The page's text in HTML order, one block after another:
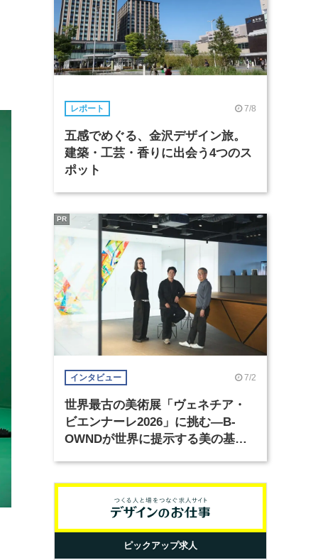
レポート 7/8
五感でめぐる、金沢デザイン旅。
建築・工芸・香りに出会う4つのス
ポット
インタビュー 7/2
世界最古の美術展「ヴェネチア・
ビエンナーレ2026」に挑む―B-
OWNDが世界に提示する美の基準
PR
ピックアップ求人